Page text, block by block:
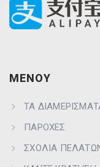
ΜΕΝΟΥ
ΤΑ
ΠΑΡΟΧΕΣ
ΣΧΟΛΙΑ